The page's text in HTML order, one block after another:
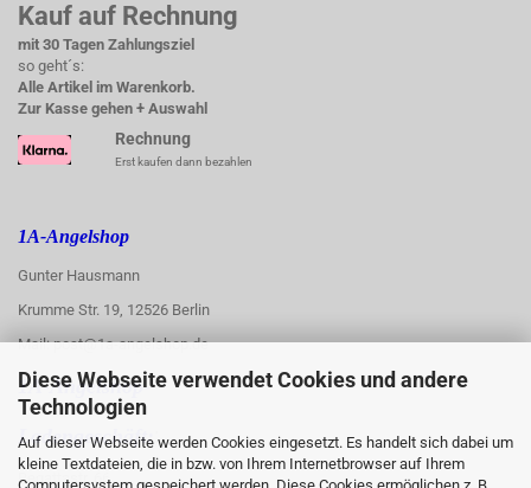
Diese Webseite verwendet Cookies und andere
Technologien
Auf dieser Webseite werden Cookies eingesetzt. Es handelt sich dabei um
kleine Textdateien, die in bzw. von Ihrem Internetbrowser auf Ihrem
Computersystem gespeichert werden. Diese Cookies ermöglichen z. B.
Kauf auf Rechnung
mit 30 Tagen Zahlungsziel
so geht´s:
Alle Artikel im Warenkorb.
Zur Kasse gehen + Auswahl
Rechnung
Erst kaufen dann bezahlen
1A-Angelshop
Gunter Hausmann
Krumme Str. 19, 12526 Berlin
Mail: post@1a-angelshop.de
1A-Angelshop-
Ladengeschäft::
Regattastr. 66